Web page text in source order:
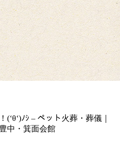
ﾉｼ – ペット火葬・葬儀｜
中・箕面会館